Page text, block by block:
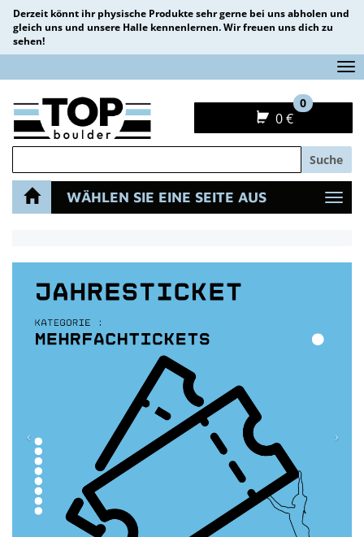
Derzeit könnt ihr physische Produkte sehr gerne bei uns abholen und
gleich uns und unsere Halle kennenlernen. Wir freuen uns dich zu
sehen!
0 €
0
Suche
WÄHLEN SIE EINE SEITE AUS